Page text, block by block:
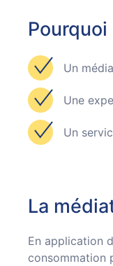
Un
Une
Un
La
En application
consommation